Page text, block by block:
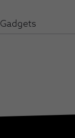
Gadgets